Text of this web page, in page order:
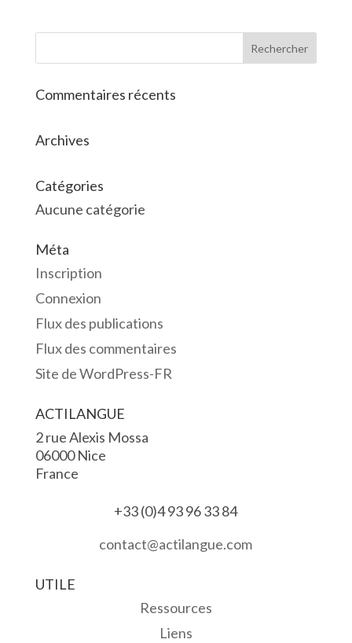
Commentaires récents
Archives
Catégories
Aucune catégorie
Méta
Inscription
Connexion
Flux des publications
Flux des commentaires
Site de WordPress-FR
ACTILANGUE
2 rue Alexis Mossa
06000 Nice
France
+33 (0)4 93 96 33 84
contact@actilangue.com
UTILE
Ressources
Liens